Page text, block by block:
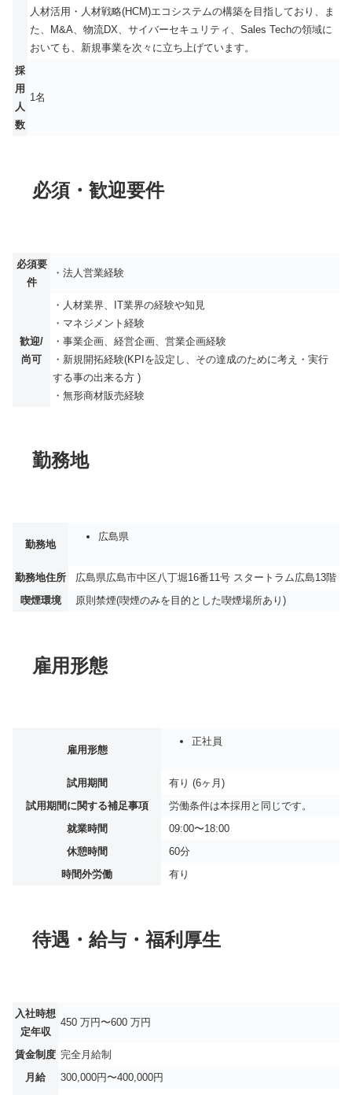
人材活用・人材戦略(HCM)エコシステムの構築を目指しており、ま
た、M&A、物流DX、サイバーセキュリティ、Sales Techの領域に
おいても、新規事業を次々に立ち上げています。
採
用
人
数
1名
必須・歓迎要件
必須要
件
・法人営業経験
歓迎/
尚可
・人材業界、IT業界の経験や知見
・マネジメント経験
・事業企画、経営企画、営業企画経験
・新規開拓経験(KPIを設定し、その達成のために考え・実行
する事の出来る方 )
・無形商材販売経験
勤務地
勤務地
広島県
勤務地住所
広島県広島市中区八丁堀16番11号 スタートラム広島13階
喫煙環境
原則禁煙(喫煙のみを目的とした喫煙場所あり)
雇用形態
雇用形態
正社員
試用期間
有り (6ヶ月)
試用期間に関する補足事項
労働条件は本採用と同じです。
就業時間
09:00〜18:00
休憩時間
60分
時間外労働
有り
待遇・給与・福利厚生
入社時想
定年収
450 万円〜600 万円
賃金制度 完全月給制
月給
300,000円〜400,000円